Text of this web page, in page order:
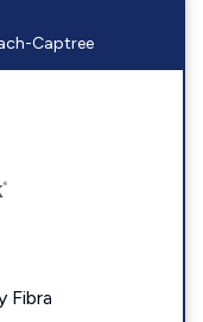
Captree
Fibra